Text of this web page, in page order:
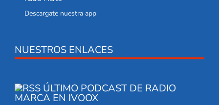
Descargate nuestra app
NUESTROS ENLACES
ÚLTIMO PODCAST DE RADIO
MARCA EN IVOOX